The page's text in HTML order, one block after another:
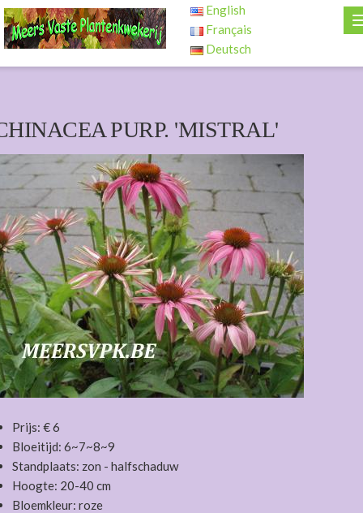
English
Français
Deutsch
PURP. 'MISTRAL'
Prijs: € 6
Bloeitijd: 6~7~8~9
Standplaats: zon - halfschaduw
Hoogte: 20-40 cm
Bloemkleur: roze